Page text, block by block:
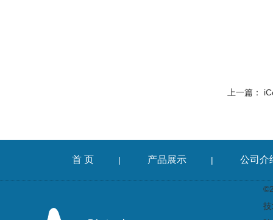
上一篇：
首 页 | 产品展示 | 公司介